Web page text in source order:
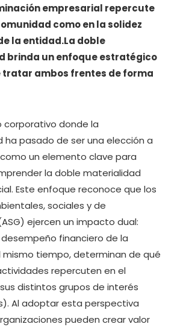
empresarial repercute
como en la solidez
la entidad.La doble
brinda un enfoque estratégico
tratar ambos frentes de forma
corporativo donde la
ha pasado de ser una elección a
un elemento clave para
la doble materialidad
Este enfoque reconoce que los
sociales y de
ejercen un impacto dual:
financiero de la
mismo tiempo, determinan de qué
repercuten en el
distintos grupos de interés
Al adoptar esta perspectiva
pueden crear valor